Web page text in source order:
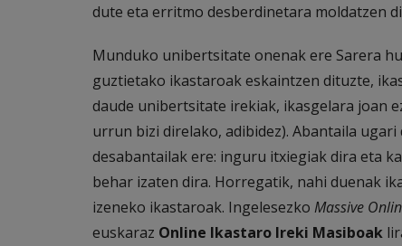
dute eta erritmo desberdinetara moldatzen
Munduko unibertsitate onenak ere Sarera
guztietako ikastaroak eskaintzen dituzte,
daude unibertsitate irekiak, ikasgelara joan
urrun bizi direlako, adibidez). Abantaila
desabantailak ere: inguru itxiegiak dira eta
behar izaten dira. Horregatik, nahi duenak
izeneko ikastaroak. Ingelesezko Massive
euskaraz Online Ikastaro Ireki Masiboak